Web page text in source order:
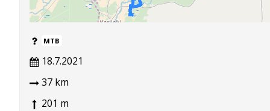
MTB
18.7.2021
37 km
201 m